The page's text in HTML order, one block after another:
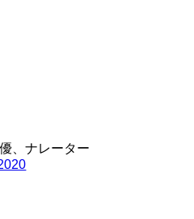
、ナレーター